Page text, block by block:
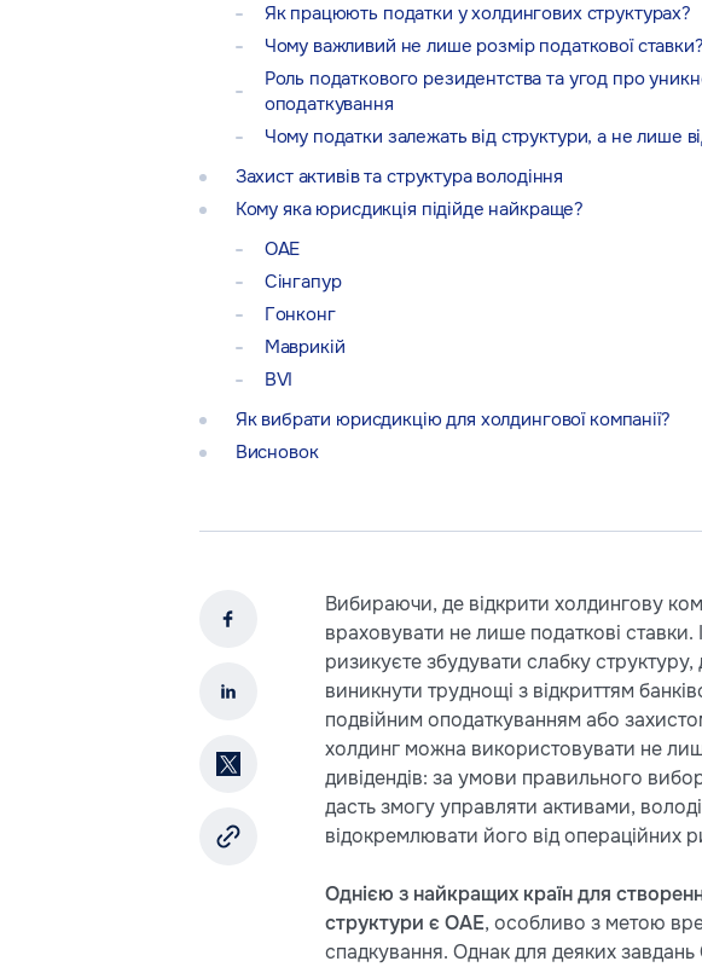
Як працюють податки у холдингових структурах?
Чому важливий не лише розмір податкової ставки?
Роль податкового резидентства та угод про
оподаткування
Чому податки залежать від структури, а не лише
Захист активів та структура володіння
Кому яка юрисдикція підійде найкраще?
ОАЕ
Сінгапур
Гонконг
Маврикій
BVI
Як вибрати юрисдикцію для холдингової компанії?
Висновок
Вибираючи, де відкрити холдингову
враховувати не лише податкові ставки.
ризикуєте збудувати слабку
виникнути труднощі з відкриттям
подвійним оподаткуванням або
холдинг можна використовувати не
дивідендів: за умови правильного
дасть змогу управляти активами,
відокремлювати його від операційних
Однією з найкращих країн для
структури є ОАЕ, особливо з метою
спадкування. Однак для деяких завдань